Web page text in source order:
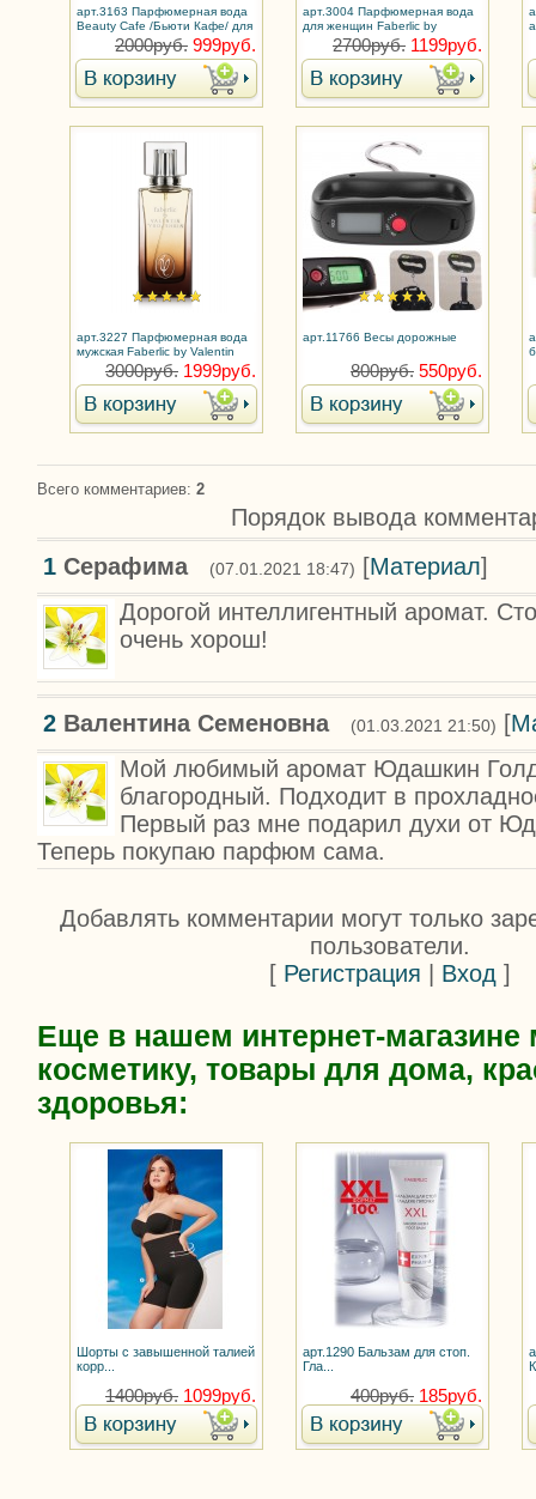
арт.3163 Парфюмерная вода
Beauty Cafe /Бьюти Кафе/ для
женщин2000руб. 999руб.
арт.3004 Парфюмерная вода
для женщин Faberlic by
Valentin Yudashkin Rose / От
Валентина Юдашкина
2700руб. 1199руб.
арт.3227 Парфюмерная вода
мужская Faberlic by Valentin
Yudashkin / Валентин
Юдашкин3000руб. 1999руб.
арт.11766 Весы дорожные
800руб. 550руб.
Всего комментариев: 2
Порядок вывода
1 Серафима (07.01.2021 18:47) [Материал]
Дорогой интеллигентный аромат.
очень хорош!
2 Валентина Семеновна (01.03.2021 21:50) [
Мой любимый аромат Юдашкин
благородный. Подходит в
Первый раз мне подарил духи от
Теперь покупаю парфюм сама.
Добавлять комментарии могут только
пользователи.
[ Регистрация Вход ]
Еще в нашем интернет-магазине
косметику, товары для дома,
здоровья:
Шорты с завышенной талией
корр...
1400руб. 1099руб.
арт.1290 Бальзам для стоп.
Гла...
400руб. 185руб.